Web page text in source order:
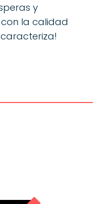
y
la calidad